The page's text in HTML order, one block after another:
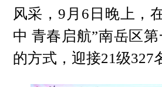
风采，9月6日晚上，
中 青春启航”南岳区
的方式，迎接21级327